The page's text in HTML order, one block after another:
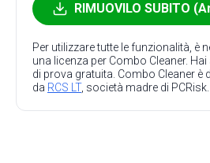
RIMUOVILO SUBITO
Per utilizzare tutte le funzionalità, è
una licenza per Combo Cleaner.
di prova gratuita. Combo Cleaner è
da RCS LT, società madre di PCRisk.